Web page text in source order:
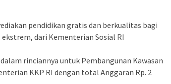
pendidikan gratis dan berkualitas bagi
dari Kementerian Sosial RI
rinciannya untuk Pembangunan Kawasan
KKP RI dengan total Anggaran Rp. 2